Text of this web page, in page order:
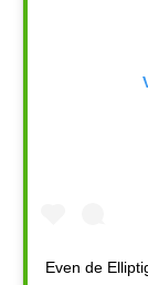
Even de